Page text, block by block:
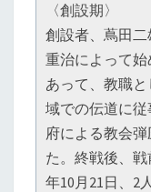
〈創設期〉
創設者、蔦田
重治によって
あって、教職
域での伝道に
府による教会
た。終戦後、
年10月21日、2